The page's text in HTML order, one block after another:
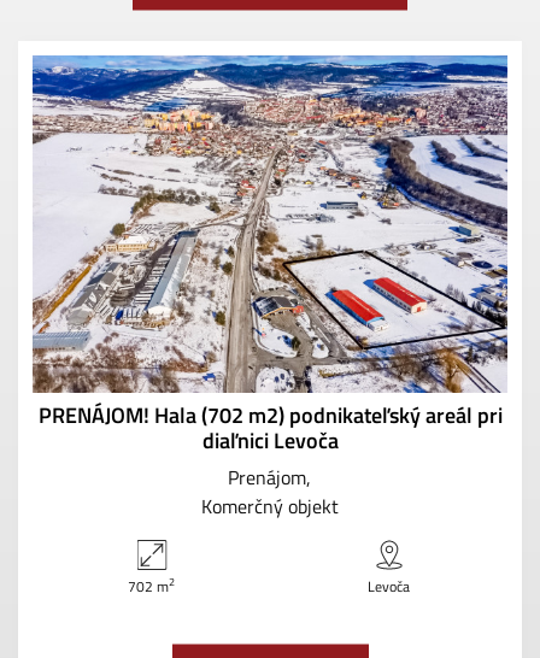
PRENÁJOM! Hala (702 m2) podnikateľský areál pri
diaľnici Levoča
Prenájom
Komerčný objekt
702 m2 Levoča